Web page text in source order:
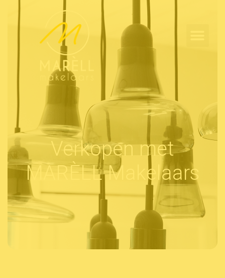
Verkopen met
MARÈLL Makelaars